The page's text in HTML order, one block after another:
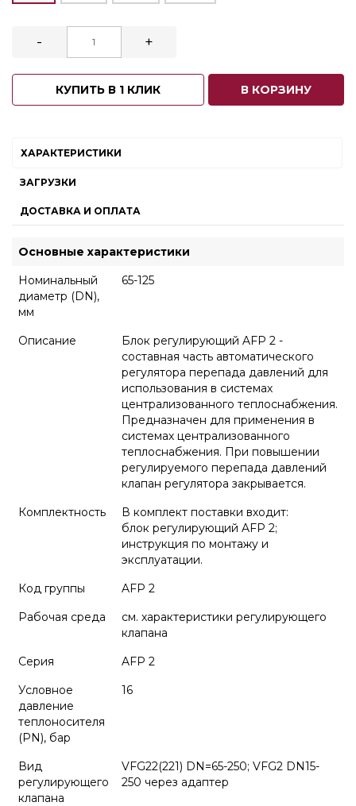
- +
КУПИТЬ В 1 КЛИК В КОРЗИНУ
ХАРАКТЕРИСТИКИ
ЗАГРУЗКИ
ДОСТАВКА И ОПЛАТА
Основные характеристики
Номинальный
диаметр (DN),
мм
65-125
Описание
Блок регулирующий AFP 2 -
составная часть автоматического
регулятора перепада давлений для
использования в системах
централизованного теплоснабжения.
Предназначен для применения в
системах централизованного
теплоснабжения. При повышении
регулируемого перепада давлений
клапан регулятора закрывается.
Комплектность
В комплект поставки входит:
блок регулирующий AFP 2;
инструкция по монтажу и
эксплуатации.
Код группы
AFP 2
Рабочая среда
см. характеристики регулирующего
клапана
Серия
AFP 2
Условное
давление
теплоносителя
(PN), бар
16
Вид
регулирующего
клапана
VFG22(221) DN=65-250; VFG2 DN15-
250 через адаптер